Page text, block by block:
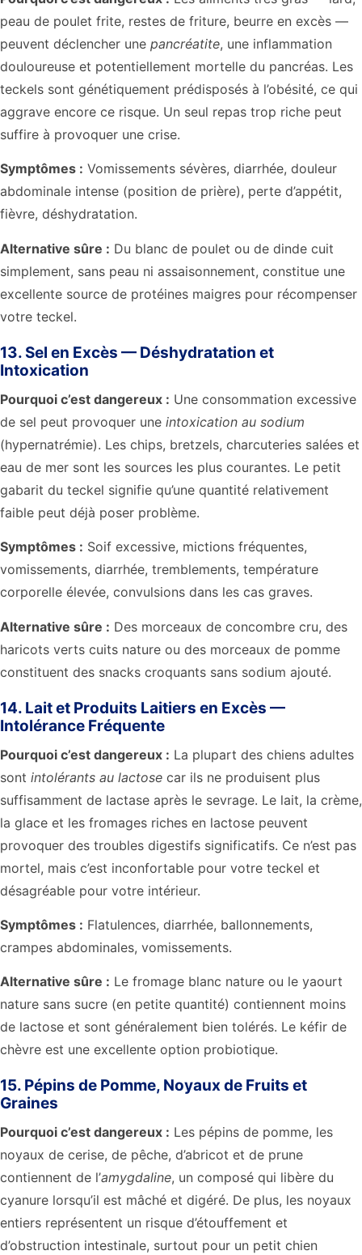
peau de poulet frite, restes de friture, beurre en excès —
peuvent déclencher une pancréatite, une inflammation
douloureuse et potentiellement mortelle du pancréas. Les
teckels sont génétiquement prédisposés à l’obésité, ce qui
aggrave encore ce risque. Un seul repas trop riche peut
suffire à provoquer une crise.
Symptômes : Vomissements sévères, diarrhée, douleur
abdominale intense (position de prière), perte d’appétit,
fièvre, déshydratation.
Alternative sûre : Du blanc de poulet ou de dinde cuit
simplement, sans peau ni assaisonnement, constitue une
excellente source de protéines maigres pour récompenser
votre teckel.
13. Sel en Excès — Déshydratation et
Intoxication
Pourquoi c’est dangereux : Une consommation excessive
de sel peut provoquer une intoxication au sodium
(hypernatrémie). Les chips, bretzels, charcuteries salées et
eau de mer sont les sources les plus courantes. Le petit
gabarit du teckel signifie qu’une quantité relativement
faible peut déjà poser problème.
Symptômes : Soif excessive, mictions fréquentes,
vomissements, diarrhée, tremblements, température
corporelle élevée, convulsions dans les cas graves.
Alternative sûre : Des morceaux de concombre cru, des
haricots verts cuits nature ou des morceaux de pomme
constituent des snacks croquants sans sodium ajouté.
14. Lait et Produits Laitiers en Excès —
Intolérance Fréquente
Pourquoi c’est dangereux : La plupart des chiens adultes
sont intolérants au lactose car ils ne produisent plus
suffisamment de lactase après le sevrage. Le lait, la crème,
la glace et les fromages riches en lactose peuvent
provoquer des troubles digestifs significatifs. Ce n’est pas
mortel, mais c’est inconfortable pour votre teckel et
désagréable pour votre intérieur.
Symptômes : Flatulences, diarrhée, ballonnements,
crampes abdominales, vomissements.
Alternative sûre : Le fromage blanc nature ou le yaourt
nature sans sucre (en petite quantité) contiennent moins
de lactose et sont généralement bien tolérés. Le kéfir de
chèvre est une excellente option probiotique.
15. Pépins de Pomme, Noyaux de Fruits et
Graines
Pourquoi c’est dangereux : Les pépins de pomme, les
noyaux de cerise, de pêche, d’abricot et de prune
contiennent de l’amygdaline, un composé qui libère du
cyanure lorsqu’il est mâché et digéré. De plus, les noyaux
entiers représentent un risque d’étouffement et
d’obstruction intestinale, surtout pour un petit chien